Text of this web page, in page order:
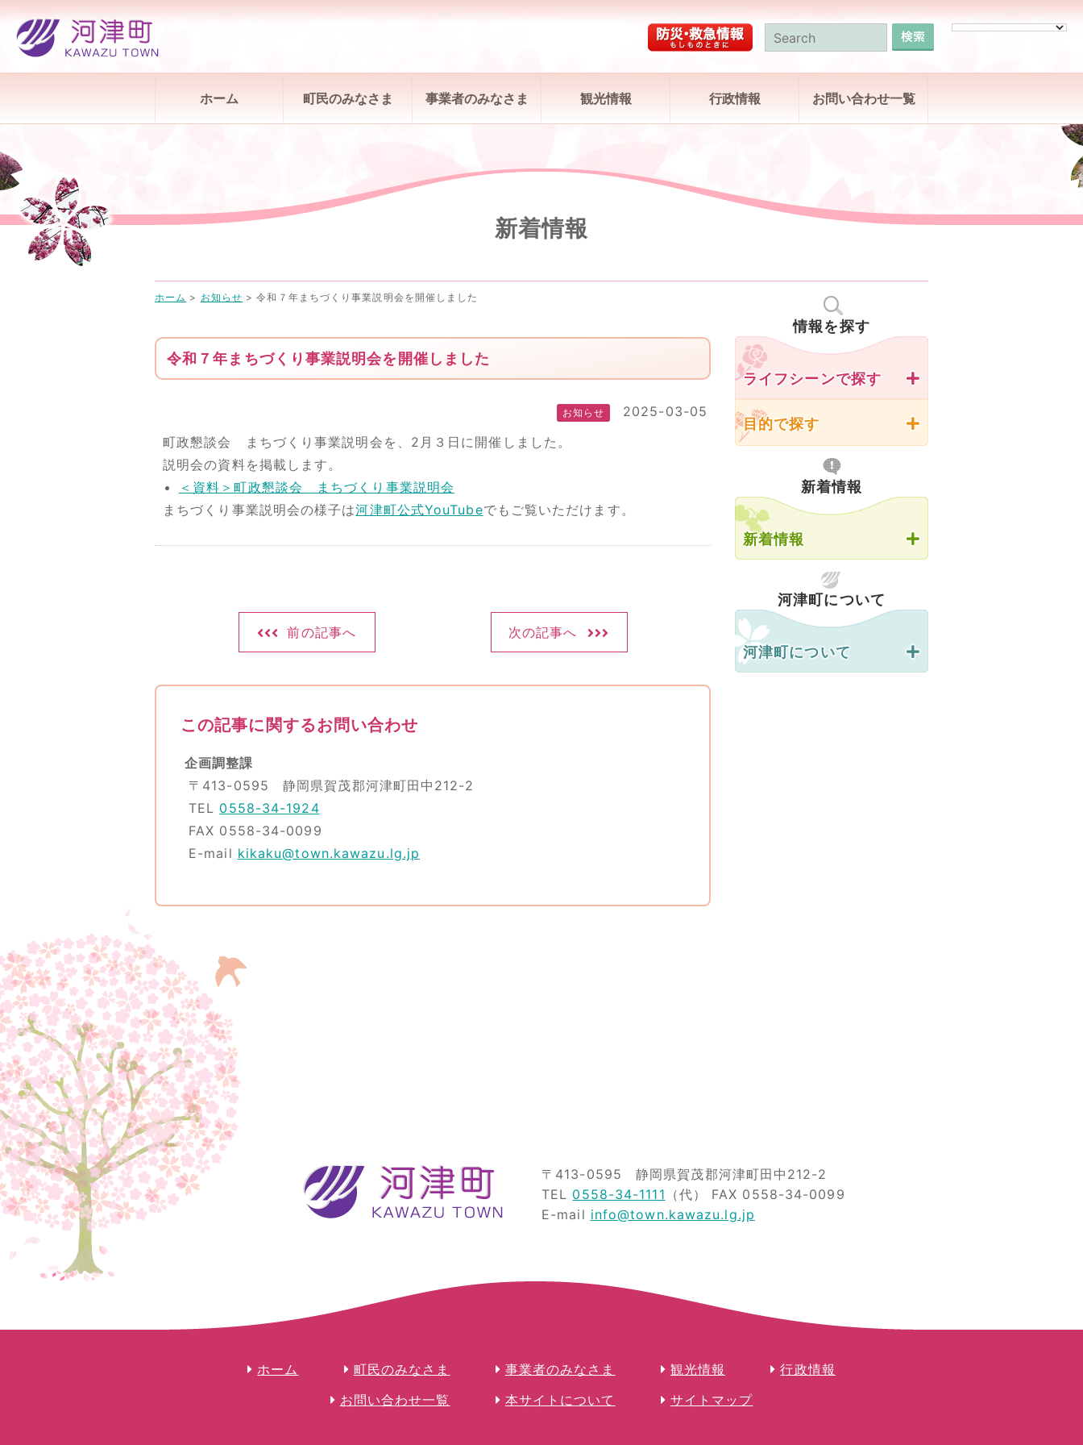
ホーム 町民のみなさま 事業者のみなさま 観光情報 行政情報 お問い合わせ一覧
新着情報
情報を探す
ライフシーンで探す
目的で探す
新着情報
新着情報
河津町について
河津町について
ホーム > お知らせ >令和７年まちづくり事業説明会を開催しました
令和７年まちづくり事業説明会を開催しました
お知らせ
2025-03-05
町政懇談会 まちづくり事業説明会を、2月３日に開催しました。
説明会の資料を掲載します。
＜資料＞町政懇談会 まちづくり事業説明会
まちづくり事業説明会の様子は河津町公式YouTubeでもご覧いただけます。
前の記事へ 次の記事へ
この記事に関するお問い合わせ
企画調整課
〒413-0595 静岡県賀茂郡河津町田中212-2
TEL 0558-34-1924
FAX 0558-34-0099
E-mail kikaku@town.kawazu.lg.jp
〒413-0595 静岡県賀茂郡河津町田中212-2
TEL 0558-34-1111 （代） FAX 0558-34-0099
E-mail info@town.kawazu.lg.jp
ホーム 町民のみなさま 事業者のみなさま 観光情報
行政情報
お問い合わせ一覧
本サイトについて サイトマップ